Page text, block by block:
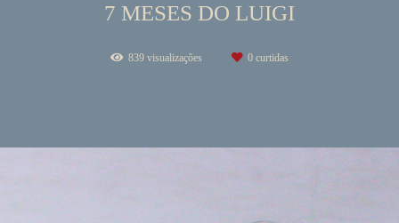
7 MESES DO LUIGI
839 visualizações 0 curtidas